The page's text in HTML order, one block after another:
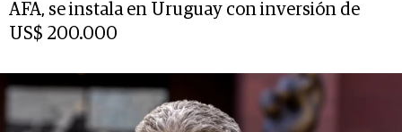
AFA, se instala en Uruguay con inversión de
US$ 200.000